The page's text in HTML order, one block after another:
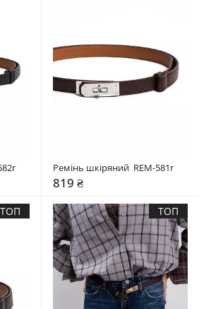
Ремінь шкіряний  REM-581r
819 ₴
ТОП ТОП